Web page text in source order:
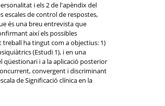
i els 2 de l'apèndix del
escales de control de respostes,
és una breu entrevista que
així els possibles
ha tingut com a objectius: 1)
(Estudi 1), i en una
qüestionari i a la aplicació posterior
convergent i discriminant
de Significació clínica en la